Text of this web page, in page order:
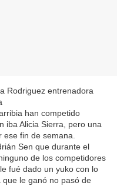
han competido
iba Alicia Sierra, pero una
fin de semana.
Sen que durante el
de los competidores
fué dado un yuko con lo
le ganó no pasó de